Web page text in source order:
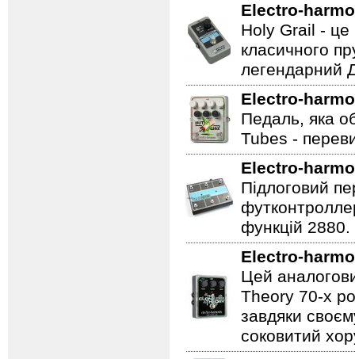
Electro-
Holy Grail - це
класичного
легендарний
Electro-
Педаль, яка
Tubes -
Electro-
Підлоговий
функцій 2880.
Electro-
Цей
Theory 70-х
завдяки
соковитий